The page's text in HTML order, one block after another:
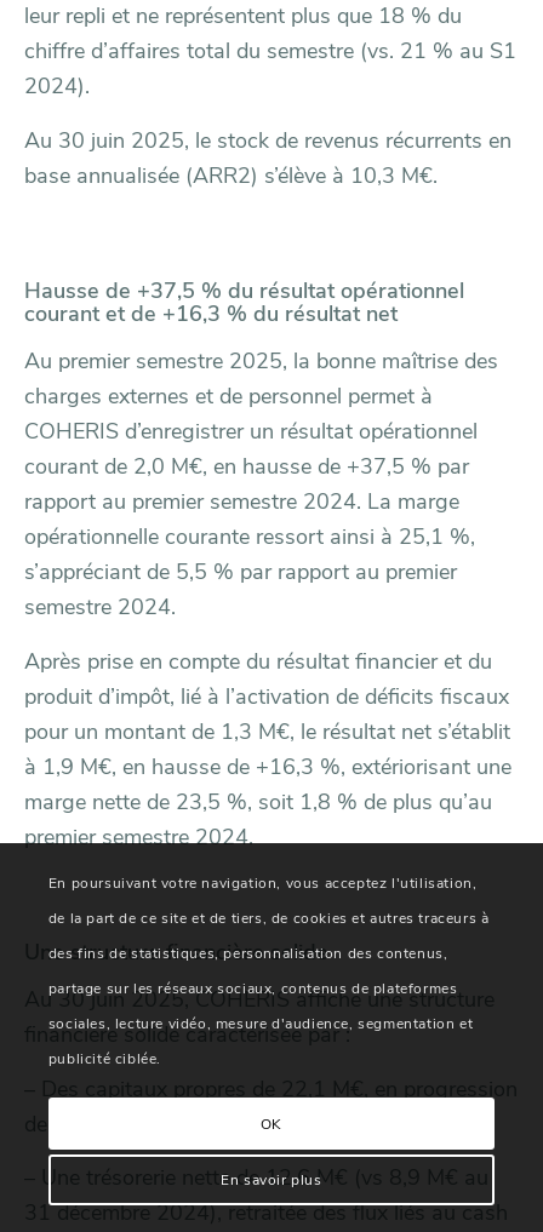
leur repli et ne représentent plus que 18 % du
chiffre d’affaires total du semestre (vs. 21 % au S1
2024).
Au 30 juin 2025, le stock de revenus récurrents en
base annualisée (ARR2) s’élève à 10,3 M€.
Hausse de +37,5 % du résultat opérationnel
courant et de +16,3 % du résultat net
Au premier semestre 2025, la bonne maîtrise des
charges externes et de personnel permet à
COHERIS d’enregistrer un résultat opérationnel
courant de 2,0 M€, en hausse de +37,5 % par
rapport au premier semestre 2024. La marge
opérationnelle courante ressort ainsi à 25,1 %,
s’appréciant de 5,5 % par rapport au premier
semestre 2024.
Après prise en compte du résultat financier et du
produit d’impôt, lié à l’activation de déficits fiscaux
pour un montant de 1,3 M€, le résultat net s’établit
à 1,9 M€, en hausse de +16,3 %, extériorisant une
marge nette de 23,5 %, soit 1,8 % de plus qu’au
premier semestre 2024.
Une structure financière solide
Au 30 juin 2025, COHERIS affiche une structure
financière solide caractérisée par :
– Des capitaux propres de 22,1 M€, en progression
de +7% par rapport au 31 décembre 2024 ;
– Une trésorerie nette de 12,6 M€ (vs 8,9 M€ au
31 décembre 2024), retraitée des flux liés au cash
En poursuivant votre navigation, vous acceptez l'utilisation,
de la part de ce site et de tiers, de cookies et autres traceurs à
des fins de statistiques, personnalisation des contenus,
partage sur les réseaux sociaux, contenus de plateformes
sociales, lecture vidéo, mesure d'audience, segmentation et
publicité ciblée.
OK
En savoir plus